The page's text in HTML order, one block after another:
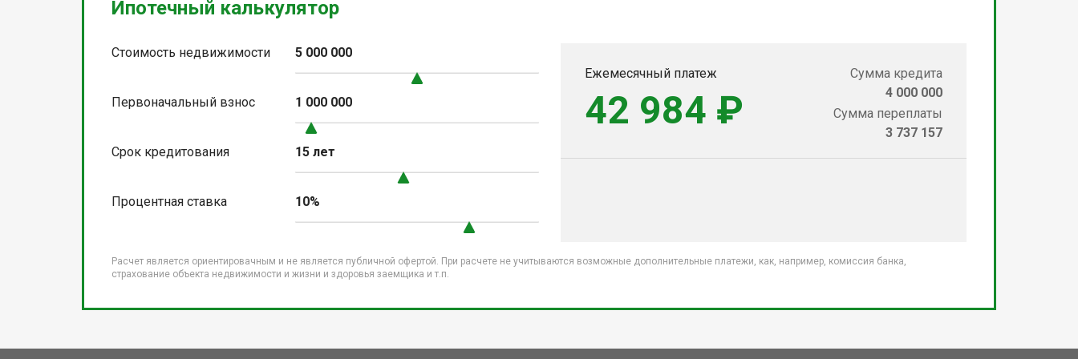
Ипотечный калькулятор
Стоимость недвижимости 5 000 000
Первоначальный взнос 1 000 000
Срок кредитования 15 лет
Процентная ставка 10%
Ежемесячный платеж
42 984 ₽
Сумма кредита
4 000 000
Сумма переплаты
3 737 157
Расчет является ориентировачным и не является публичной офертой. При расчете не учитываются возможные дополнительные платежи, как, например, комиссия банка,
страхование объекта недвижимости и жизни и здоровья заемщика и т.п.